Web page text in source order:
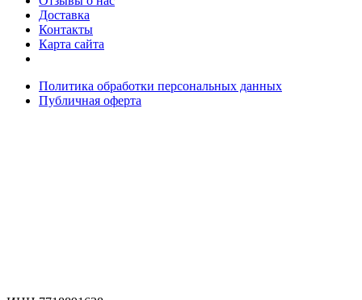
Доставка
Контакты
Карта сайта
Политика обработки персональных данных
Публичная оферта